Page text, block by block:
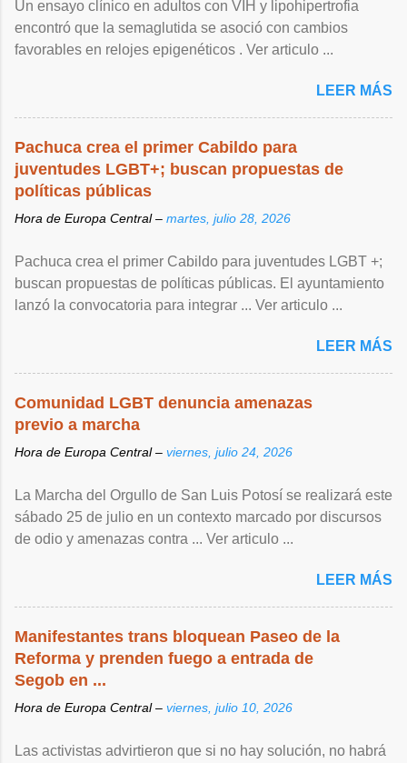
Un ensayo clínico en adultos con VIH y lipohipertrofia
encontró que la semaglutida se asoció con cambios
favorables en relojes epigenéticos . Ver articulo ...
LEER MÁS
Pachuca crea el primer Cabildo para
juventudes LGBT+; buscan propuestas de
políticas públicas
Hora de Europa Central – martes, julio 28, 2026
Pachuca crea el primer Cabildo para juventudes LGBT +;
buscan propuestas de políticas públicas. El ayuntamiento
lanzó la convocatoria para integrar ... Ver articulo ...
LEER MÁS
Comunidad LGBT denuncia amenazas
previo a marcha
Hora de Europa Central – viernes, julio 24, 2026
La Marcha del Orgullo de San Luis Potosí se realizará este
sábado 25 de julio en un contexto marcado por discursos
de odio y amenazas contra ... Ver articulo ...
LEER MÁS
Manifestantes trans bloquean Paseo de la
Reforma y prenden fuego a entrada de
Segob en ...
Hora de Europa Central – viernes, julio 10, 2026
Las activistas advirtieron que si no hay solución, no habrá